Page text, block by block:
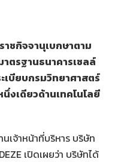
าชกิจจานุเบกษาตาม
ตรฐานธนาคารเซลล์
เบียบกรมวิทยาศาสตร์
งเดียวด้านเทคโนโลยี
เจ้าหน้าที่บริหาร บริษัท
เปิดเผยว่า บริษัทได้